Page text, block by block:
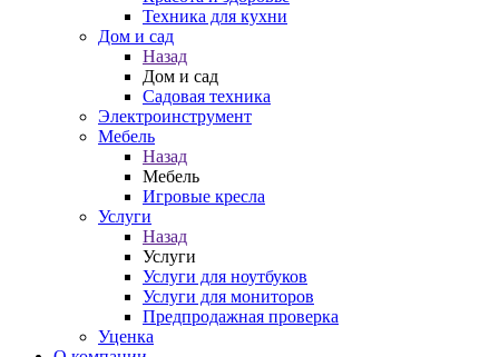
Техника для кухни
Дом и сад
Назад
Дом и сад
Садовая техника
Электроинструмент
Мебель
Назад
Мебель
Игровые кресла
Услуги
Назад
Услуги
Услуги для ноутбуков
Услуги для мониторов
Предпродажная проверка
Уценка